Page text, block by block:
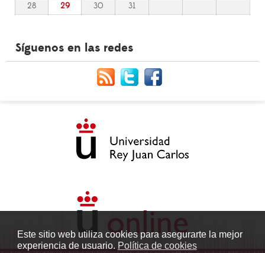
Este sitio web utiliza cookies para asegurarte la mejor
experiencia de usuario. Política de cookies
28
29 30 31
Síguenos en las redes